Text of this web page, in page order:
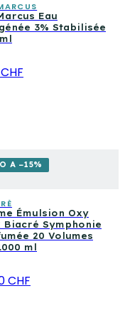
Eau
3% Stabilisée
A −15%
Émulsion Oxy
Biacré Symphonie
20 Volumes
ml
CHF